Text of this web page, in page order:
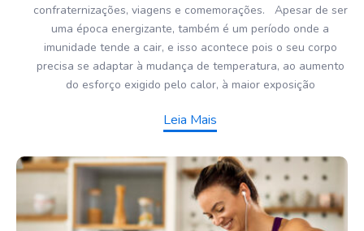
confraternizações, viagens e comemorações. Apesar de ser
uma época energizante, também é um período onde a
imunidade tende a cair, e isso acontece pois o seu corpo
precisa se adaptar à mudança de temperatura, ao aumento
do esforço exigido pelo calor, à maior exposição
Leia Mais